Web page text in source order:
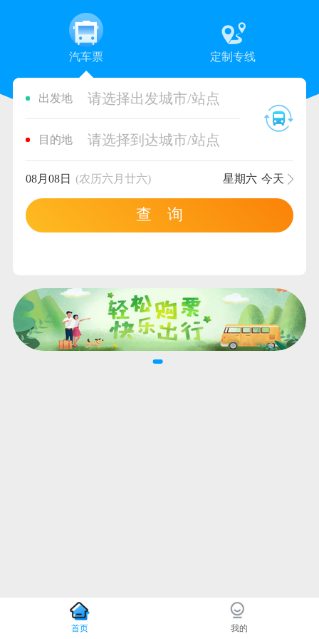
汽车票 定制专线
出发地 请选择出发城市/站点
目的地 请选择到达城市/站点
08月08日 (农历六月廿六) 星期六 今天
查 询
首页 我的